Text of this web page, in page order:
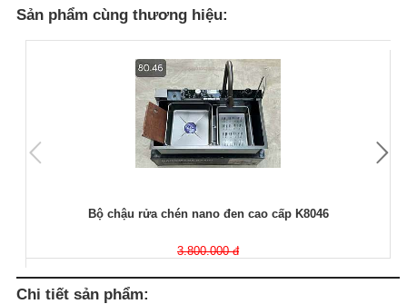
Sản phẩm cùng thương hiệu:
Bộ chậu rửa chén nano đen cao cấp K8046
3.800.000 đ
Chi tiết sản phẩm: